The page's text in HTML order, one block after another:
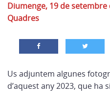
Diumenge, 19 de setembre
Quadres
Us adjuntem algunes
d’aquest any 2023, que